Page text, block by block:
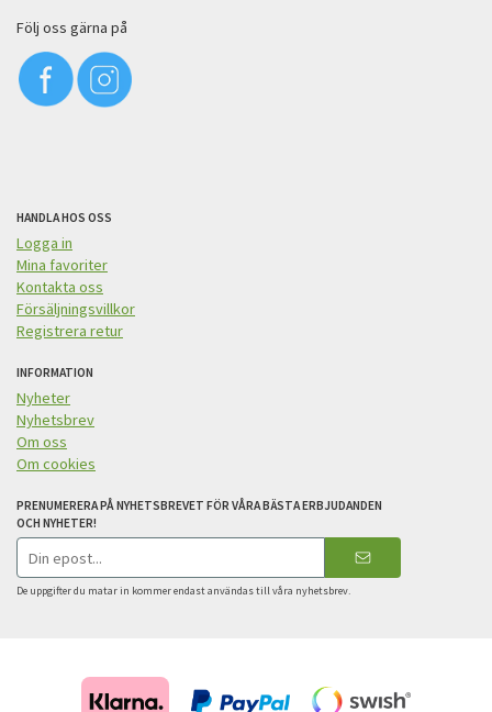
Följ oss gärna på
HANDLA HOS OSS
Logga in
Mina favoriter
Kontakta oss
Försäljningsvillkor
Registrera retur
INFORMATION
Nyheter
Nyhetsbrev
Om oss
Om cookies
PRENUMERERA PÅ NYHETSBREVET FÖR VÅRA BÄSTA ERBJUDANDEN
OCH NYHETER!
E-
postadress
De uppgifter du matar in kommer endast användas till våra nyhetsbrev.